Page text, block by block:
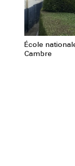
École
Cambre